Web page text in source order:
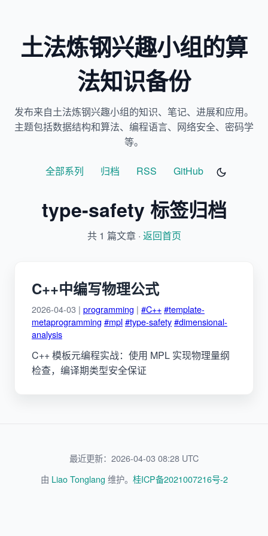
土法炼钢兴趣小组的算
法知识备份
发布来自土法炼钢兴趣小组的知识、笔记、进展和应用。
主题包括数据结构和算法、编程语言、网络安全、密码学
等。
全部系列 归档 RSS GitHub
type-safety 标签归档
共 1 篇文章 · 返回首页
C++中编写物理公式
2026-04-03 | programming | #C++#template-
metaprogramming #mpl#type-safety#dimensional-
analysis
C++ 模板元编程实战：使用 MPL 实现物理量纲
检查，编译期类型安全保证
最近更新：2026-04-03 08:28 UTC
由 Liao Tonglang 维护。 桂ICP备2021007216号-2